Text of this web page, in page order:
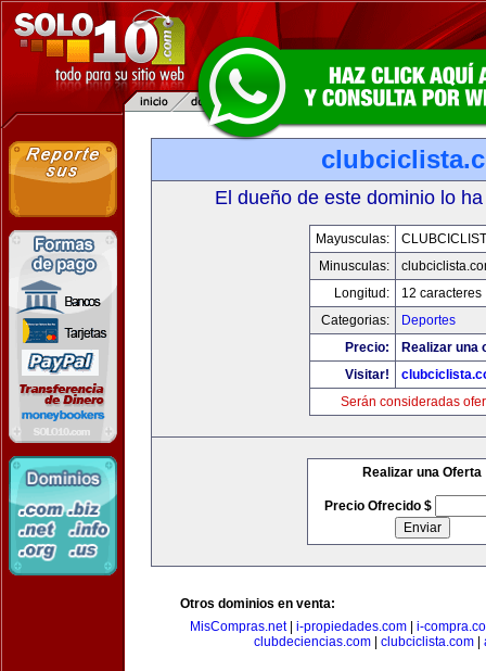
El dueño de este dominio lo
Mayusculas:
Minusculas:
Longitud:
12 caracteres
Categorias:
Deportes
Precio:
Realizar una
Visitar!
Serán consideradas
Realizar una Oferta
Precio Ofrecido $
Otros dominios en venta:
MisCompras.net| i-propiedades.com| i-
clubdeciencias.com
clubciclista.com